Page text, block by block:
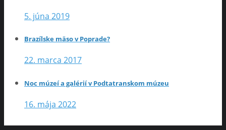
5. júna 2019
Brazílske mäso v Poprade?
22. marca 2017
Noc múzeí a galérií v Podtatranskom múzeu
16. mája 2022